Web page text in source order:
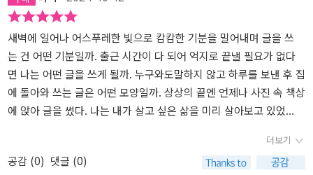
관계는 평생 가까이에서 제자리걸음이다. 변치않고 계속 제자리걸음
을 했더니 관계는 깊고 깊고 깊어졌다. P96​​스타벅스에서 친구가 말
한 건 바로 이런 순간이었다. 뭔가 또 대단한 것을 찾아 나서려는 나에
게, 친구는 이 순간을 더 찬찬히 들여다보고 싶다고 말하고 있었다. 자
신을 고객으로 여기지 않길 주문하고 있었다. 너도 여행을 온건고, 나
도 여행을 온거도, 우리 둘의 여행이 이곳에서 겹친 것뿐이니 너무 조
으로 충분해. 친구의 이 말은 김민철여행사에 곧 바로 전달되었다. 어
려울 게 하나도 없는 고객의 주문이다. 아니, 오히려 나는 한 번도 제
새벽에 일어나 어스푸레한 빛으로 캄캄한 기분을 밀어내며 글을 쓰
는 건 어떤 기분일까. 출근 시간이 다 되어 억지로 끝낼 필요가 없다
면 나는 어떤 글을 쓰게 될까. 누구와도말하지 않고 하루를 보낸 후 집
에 돌아와 쓰는 글은 어떤 모양일까. 상상의 끝엔 언제나 사진 속 책상
에 앉아 글을 썼다. 나는 내가 살고 싶은 삶을 미리 살아보고 있었
더보기
공감 (0) 댓글 (0)